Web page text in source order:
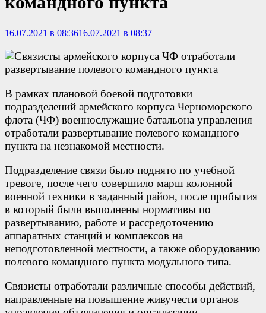
16.07.2021 в 08:3616.07.2021 в 08:37
В рамках плановой боевой подготовки
подразделений армейского корпуса Черноморского
флота (ЧФ) военнослужащие батальона управления
отработали развертывание полевого командного
пункта на незнакомой местности.
Подразделение связи было поднято по учебной
тревоге, после чего совершило марш колонной
военной техники в заданный район, после прибытия
в который были выполнены нормативы по
развертыванию, работе и рассредоточению
аппаратных станций и комплексов на
неподготовленной местности, а также оборудованию
полевого командного пункта модульного типа.
Связисты отработали различные способы действий,
направленные на повышение живучести органов